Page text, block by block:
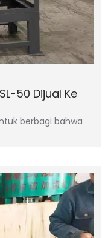
50 Dijual Ke
berbagi bahwa